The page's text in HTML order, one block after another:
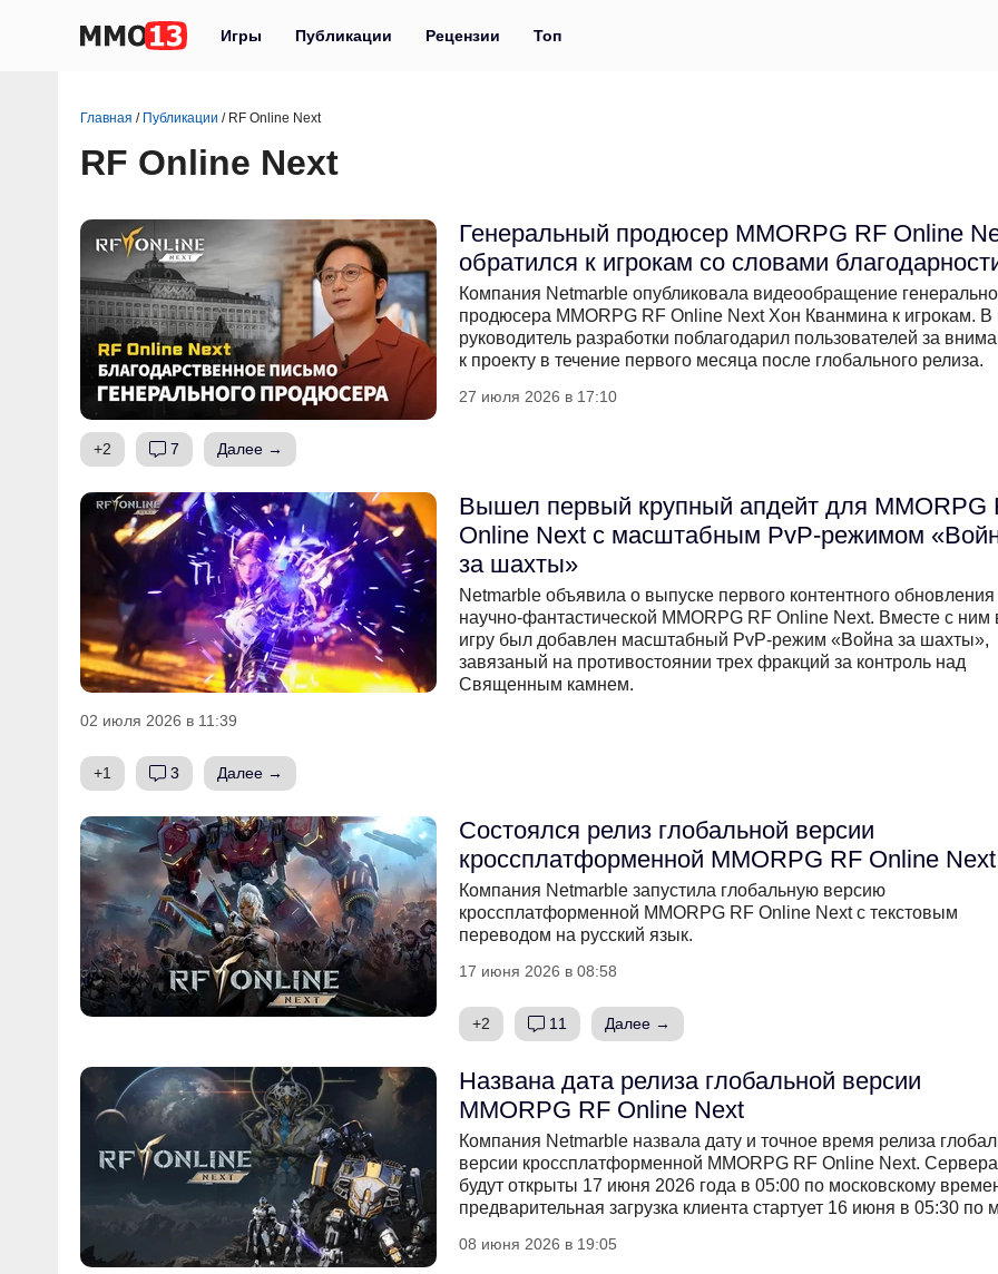
Игры Публикации Рецензии Топ
Главная / Публикации / RF Online Next
RF Online Next
Генеральный продюсер MMORPG RF Online
обратился к игрокам со словами
Компания Netmarble опубликовала видеообращение
продюсера MMORPG RF Online Next Хон Кванмина к игрокам. В
руководитель разработки поблагодарил пользователей за
к проекту в течение первого месяца после глобального релиза.
27 июля 2026 в 17:10
+2 7 Далее →
Вышел первый крупный апдейт для MMORPG
Online Next с масштабным PvP-режимом
за шахты»
Netmarble объявила о выпуске первого контентного обновления
научно-фантастической MMORPG RF Online Next. Вместе с ним
игру был добавлен масштабный PvP-режим «Война за шахты»,
завязаный на противостоянии трех фракций за контроль над
Священным камнем.
02 июля 2026 в 11:39
+1 3 Далее →
Состоялся релиз глобальной версии
кроссплатформенной MMORPG RF Online Next
Компания Netmarble запустила глобальную версию
кроссплатформенной MMORPG RF Online Next с текстовым
переводом на русский язык.
17 июня 2026 в 08:58
+2 11 Далее →
Названа дата релиза глобальной версии
MMORPG RF Online Next
Компания Netmarble назвала дату и точное время релиза
версии кроссплатформенной MMORPG RF Online Next. Сервера
будут открыты 17 июня 2026 года в 05:00 по московскому
предварительная загрузка клиента стартует 16 июня в 05:30 по
08 июня 2026 в 19:05